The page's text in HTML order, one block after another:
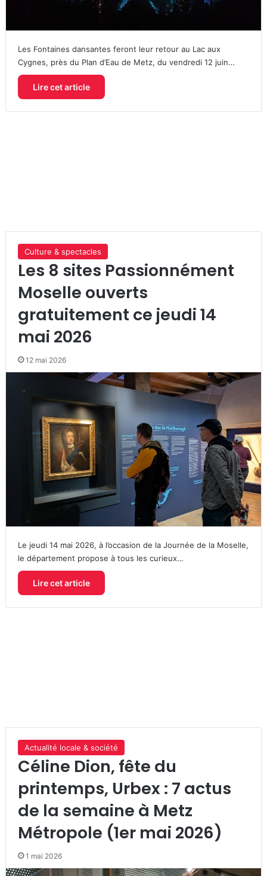
Les Fontaines dansantes feront leur retour au Lac aux
Cygnes, près du Plan d’Eau de Metz, du vendredi 12 juin…
Lire cet article
Culture & spectacles
Les 8 sites Passionnément
Moselle ouverts
gratuitement ce jeudi 14
mai 2026
12 mai 2026
Le jeudi 14 mai 2026, à l’occasion de la Journée de la Moselle,
le département propose à tous les curieux…
Lire cet article
Actualité locale & société
Céline Dion, fête du
printemps, Urbex : 7 actus
de la semaine à Metz
Métropole (1er mai 2026)
1 mai 2026